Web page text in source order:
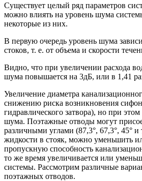
Существует целый ряд параметров
можно влиять на уровень шума
некоторые из них.
В первую очередь уровень шума
стоков, т. е. от объема и скорости
Видно, что при увеличении расхода
шума повышается на 3дБ, или в 1,41
Увеличение диаметра
снижению риска возникновения
гидравлического затвора), но при
шума. Поэтажные отводы могут
различными углами (87,3°, 67,3°, 45° и
жидкости в стояк, можно уменьшить
пропускную способность
то же время увеличивается или
системы. Рассмотрим различные
поэтажных отводов.